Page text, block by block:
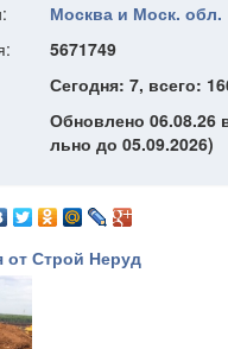
Москва и Моск. обл.
5671749
Сегодня: 7, всего:
Обновлено 06.08.26
льно до 05.09.2026)
от Строй Неруд